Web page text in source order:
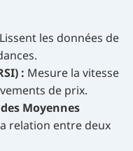
Lissent les données de
: Mesure la vitesse
de prix.
Moyennes
relation entre deux